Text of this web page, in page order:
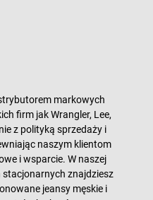
markowych
firm jak Wrangler, Lee,
z polityką sprzedaży i
naszym klientom
i wsparcie. W naszej
stacjonarnych znajdziesz
jeansy męskie i